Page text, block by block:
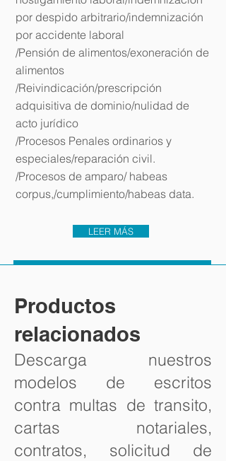
por despido arbitrario/indemnización
por accidente laboral
/Pensión de alimentos/exoneración de
alimentos
/Reivindicación/prescripción
adquisitiva de dominio/nulidad de
acto jurídico
/Procesos Penales ordinarios y
especiales/reparación civil.
/Procesos de amparo/ habeas
corpus,/cumplimiento/habeas data.
LEER MÁS
Productos
relacionados
Descarga nuestros
modelos de escritos
contra multas de transito,
cartas notariales,
contratos, solicitud de